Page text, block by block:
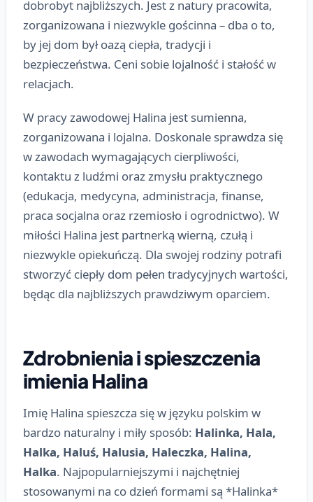
dobrobyt najbliższych. Jest z natury pracowita,
zorganizowana i niezwykle gościnna – dba o to,
by jej dom był oazą ciepła, tradycji i
bezpieczeństwa. Ceni sobie lojalność i stałość w
relacjach.
W pracy zawodowej Halina jest sumienna,
zorganizowana i lojalna. Doskonale sprawdza się
w zawodach wymagających cierpliwości,
kontaktu z ludźmi oraz zmysłu praktycznego
(edukacja, medycyna, administracja, finanse,
praca socjalna oraz rzemiosło i ogrodnictwo). W
miłości Halina jest partnerką wierną, czułą i
niezwykle opiekuńczą. Dla swojej rodziny potrafi
stworzyć ciepły dom pełen tradycyjnych wartości,
będąc dla najbliższych prawdziwym oparciem.
Zdrobnienia i spieszczenia
imienia Halina
Imię Halina spieszcza się w języku polskim w
bardzo naturalny i miły sposób: Halinka, Hala,
Halka, Haluś, Halusia, Haleczka, Halina,
Halka. Najpopularniejszymi i najchętniej
stosowanymi na co dzień formami są *Halinka*